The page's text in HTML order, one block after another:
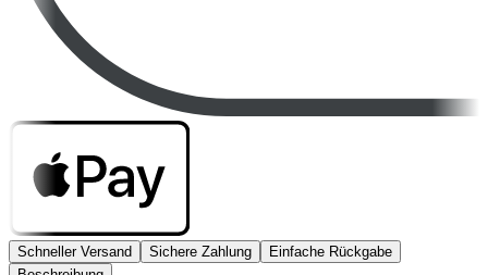
Schneller Versand Sichere Zahlung
Einfache Rückgabe